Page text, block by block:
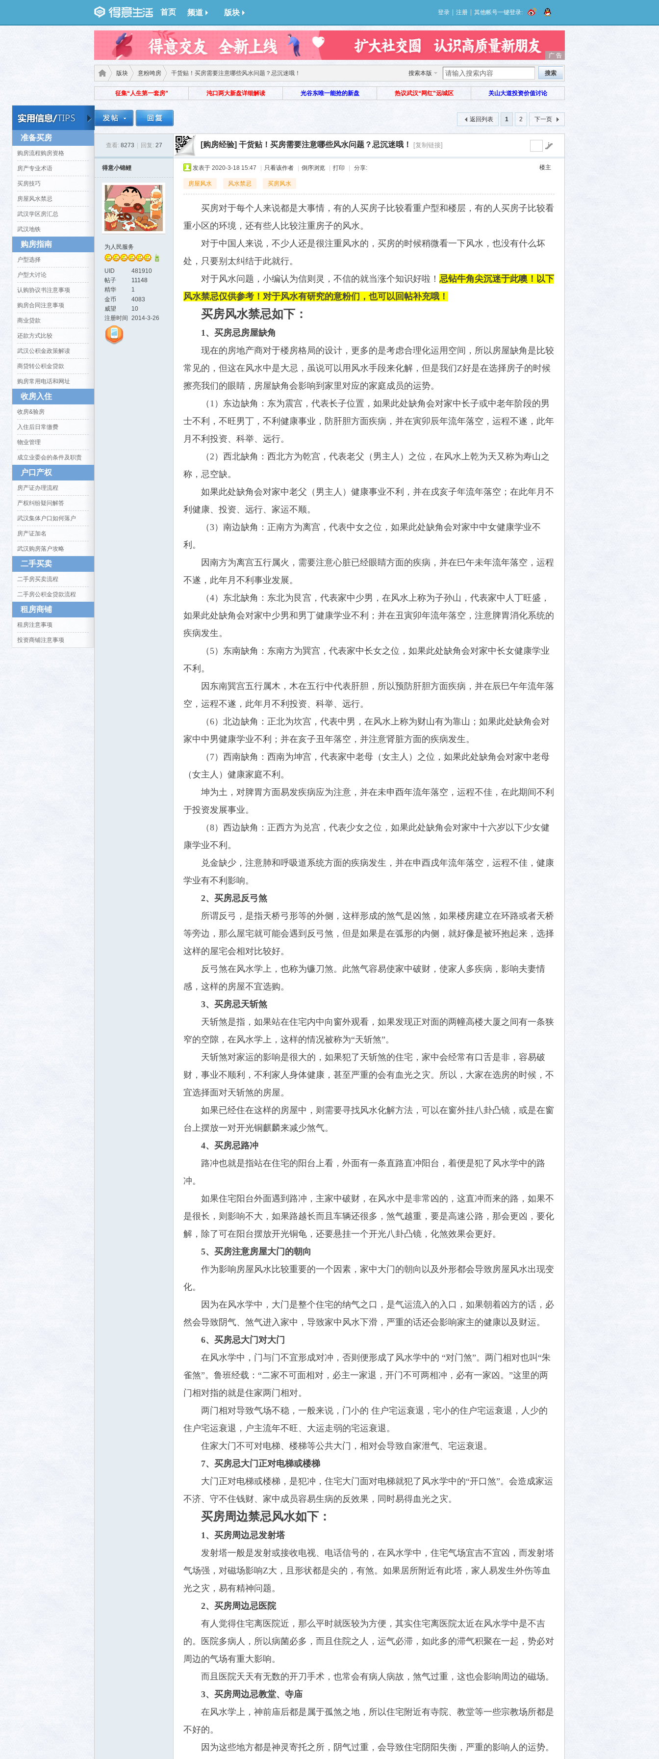
首页 频道 版块 登录 注册 其他帐号一键登录:
广 告
广 告
搜索本版 搜索
得意 ›
版块 意粉咵房 干货贴！买房需要注意哪些风水问题？忌沉迷哦！
征集“人生第一套房” 沌口两大新盘详细解读 光谷东唯一能抢的新盘 热议武汉“网红”远城区 关山大道投资价值讨论
准备买房
购房流程购房资格
房产专业术语
买房技巧
房屋风水禁忌
武汉学区房汇总
武汉地铁
购房指南
户型选择
户型大讨论
认购协议书注意事项
购房合同注意事项
商业贷款
还款方式比较
武汉公积金政策解读
商贷转公积金贷款
购房常用电话和网址
收房入住
收房&验房
入住后日常缴费
物业管理
成立业委会的条件及职责
户口产权
房产证办理流程
产权纠纷疑问解答
武汉集体户口如何落户
房产证加名
武汉购房落户攻略
二手买卖
二手房买卖流程
二手房公积金贷款流程
租房商铺
租房注意事项
投资商铺注意事项
1 2 下一页
返回列表
查看: 8273 回复: 27 [购房经验] 干货贴！买房需要注意哪些风水问题？忌沉迷哦！ [复制链接]
得意小锦鲤
为人民服务
UID
481910
帖子
11148
精华
1
金币
4083
威望
10
注册时间
2014-3-26
楼主
发表于 2020-3-18 15:47 只看该作者 倒序浏览 打印 分享:
房屋风水 风水禁忌 买房风水
买房对于每个人来说都是大事情，有的人买房子比较看重户型和楼层，有的人买房子比较看
重小区的环境，还有些人比较注重房子的风水。
对于中国人来说，不少人还是很注重风水的，买房的时候稍微看一下风水，也没有什么坏
处，只要别太纠结于此就行。
对于风水问题，小编认为信则灵，不信的就当涨个知识好啦！ 忌钻牛角尖沉迷于此噢！以下
风水禁忌仅供参考！对于风水有研究的意粉们，也可以回帖补充哦！
买房风水禁忌如下：
1、买房忌房屋缺角
现在的房地产商对于楼房格局的设计，更多的是考虑合理化运用空间，所以房屋缺角是比较
常见的，但这在风水中是大忌，虽说可以用风水手段来化解，但是我们Z好是在选择房子的时候
擦亮我们的眼睛，房屋缺角会影响到家里对应的家庭成员的运势。
（1）东边缺角：东为震宫，代表长子位置，如果此处缺角会对家中长子或中老年阶段的男
士不利，不旺男丁，不利健康事业，防肝胆方面疾病，并在寅卯辰年流年落空，运程不遂，此年
月不利投资、科举、远行。
（2）西北缺角：西北方为乾宫，代表老父（男主人）之位，在风水上乾为天又称为寿山之
称，忌空缺。
如果此处缺角会对家中老父（男主人）健康事业不利，并在戌亥子年流年落空；在此年月不
利健康、投资、远行、家运不顺。
（3）南边缺角：正南方为离宫，代表中女之位，如果此处缺角会对家中中女健康学业不
利。
因南方为离宫五行属火，需要注意心脏已经眼睛方面的疾病，并在巳午未年流年落空，运程
不遂，此年月不利事业发展。
（4）东北缺角：东北为艮宫，代表家中少男，在风水上称为子孙山，代表家中人丁旺盛，
如果此处缺角会对家中少男和男丁健康学业不利；并在丑寅卯年流年落空，注意脾胃消化系统的
疾病发生。
（5）东南缺角：东南方为巽宫，代表家中长女之位，如果此处缺角会对家中长女健康学业
不利。
因东南巽宫五行属木，木在五行中代表肝胆，所以预防肝胆方面疾病，并在辰巳午年流年落
空，运程不遂，此年月不利投资、科举、远行。
（6）北边缺角：正北为坎宫，代表中男，在风水上称为财山有为靠山；如果此处缺角会对
家中中男健康学业不利；并在亥子丑年落空，并注意肾脏方面的疾病发生。
（7）西南缺角：西南为坤宫，代表家中老母（女主人）之位，如果此处缺角会对家中老母
（女主人）健康家庭不利。
坤为土，对脾胃方面易发疾病应为注意，并在未申酉年流年落空，运程不佳，在此期间不利
于投资发展事业。
（8）西边缺角：正西方为兑宫，代表少女之位，如果此处缺角会对家中十六岁以下少女健
康学业不利。
兑金缺少，注意肺和呼吸道系统方面的疾病发生，并在申酉戌年流年落空，运程不佳，健康
学业有不利影响。
2、买房忌反弓煞
所谓反弓，是指天桥弓形等的外侧，这样形成的煞气是凶煞，如果楼房建立在环路或者天桥
等旁边，那么屋宅就可能会遇到反弓煞，但是如果是在弧形的内侧，就好像是被环抱起来，选择
这样的屋宅会相对比较好。
反弓煞在风水学上，也称为镰刀煞。此煞气容易使家中破财，使家人多疾病，影响夫妻情
感，这样的房屋不宜选购。
3、买房忌天斩煞
天斩煞是指，如果站在住宅内中向窗外观看，如果发现正对面的两幢高楼大厦之间有一条狭
窄的空隙，在风水学上，这样的情况被称为“天斩煞”。
天斩煞对家运的影响是很大的，如果犯了天斩煞的住宅，家中会经常有口舌是非，容易破
财，事业不顺利，不利家人身体健康，甚至严重的会有血光之灾。所以，大家在选房的时候，不
宜选择面对天斩煞的房屋。
如果已经住在这样的房屋中，则需要寻找风水化解方法，可以在窗外挂八卦凸镜，或是在窗
台上摆放一对开光铜麒麟来减少煞气。
4、买房忌路冲
路冲也就是指站在住宅的阳台上看，外面有一条直路直冲阳台，着便是犯了风水学中的路
冲。
如果住宅阳台外面遇到路冲，主家中破财，在风水中是非常凶的，这直冲而来的路，如果不
是很长，则影响不大，如果路越长而且车辆还很多，煞气越重，要是高速公路，那会更凶，要化
解，除了可在阳台摆放开光铜龟，还要悬挂一个开光八卦凸镜，化煞效果会更好。
5、买房注意房屋大门的朝向
作为影响房屋风水比较重要的一个因素，家中大门的朝向以及外形都会导致房屋风水出现变
化。
因为在风水学中，大门是整个住宅的纳气之口，是气运流入的入口，如果朝着凶方的话，必
然会导致阴气、煞气进入家中，导致家中风水下滑，严重的话还会影响家主的健康以及财运。
6、买房忌大门对大门
在风水学中，门与门不宜形成对冲，否则便形成了风水学中的 “对门煞”。两门相对也叫“朱
雀煞”。鲁班经载：“二家不可面相对，必主一家退，开门不可两相冲，必有一家凶。”这里的两
门相对指的就是住家两门相对。
两门相对导致气场不稳，一般来说，门小的 住户宅运衰退，宅小的住户宅运衰退，人少的
住户宅运衰退，户主流年不旺、大运走弱的宅运衰退。
住家大门不可对电梯、楼梯等公共大门，相对会导致自家泄气、宅运衰退。
7、买房忌大门正对电梯或楼梯
大门正对电梯或楼梯，是犯冲，住宅大门面对电梯就犯了风水学中的“开口煞”。会造成家运
不济、守不住钱财、家中成员容易生病的反效果，同时易得血光之灾。
买房周边禁忌风水如下：
1、买房周边忌发射塔
发射塔一般是发射或接收电视、电话信号的，在风水学中，住宅气场宜吉不宜凶，而发射塔
气场强，对磁场影响Z大，且形状都是尖的，有煞。如果居所附近有此塔，家人易发生外伤等血
光之灾，易有精神问题。
2、买房周边忌医院
有人觉得住宅离医院近，那么平时就医较为方便，其实住宅离医院太近在风水学中是不吉
的。医院多病人，所以病菌必多，而且住院之人，运气必滞，如此多的滞气积聚在一起，势必对
周边的气场有重大影响。
而且医院天天有无数的开刀手术，也常会有病人病故，煞气过重，这也会影响周边的磁场。
3、买房周边忌教堂、寺庙
在风水学上，神前庙后都是属于孤煞之地，所以住宅附近有寺院、教堂等一些宗教场所都是
不好的。
因为这些地方都是神灵寄托之所，阴气过重，会导致住宅阴阳失衡，严重的影响人的运势。